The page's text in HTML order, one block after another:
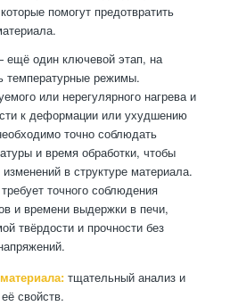
помогут предотвратить
ещё один ключевой этап, на
температурные режимы.
или нерегулярного нагрева и
к деформации или ухудшению
точно соблюдать
и время обработки, чтобы
в структуре материала.
точного соблюдения
и времени выдержки в печи,
твёрдости и прочности без
тщательный анализ и
свойств.